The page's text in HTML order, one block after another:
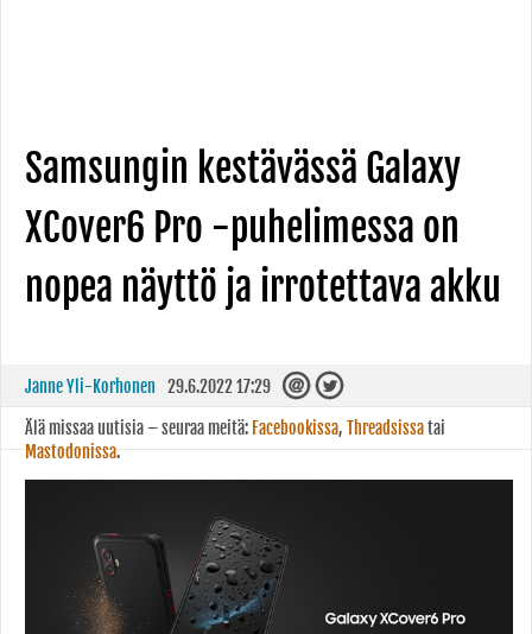
Samsungin kestävässä Galaxy
XCover6 Pro -puhelimessa on
nopea näyttö ja irrotettava akku
Janne Yli-Korhonen 29.6.2022 17:29
Älä missaa uutisia – seuraa meitä: Facebookissa, Threadsissatai
Mastodonissa.